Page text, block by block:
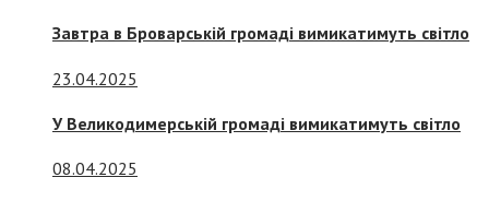
Завтра в Броварській громаді вимикатимуть світло
23.04.2025
У Великодимерській громаді вимикатимуть світло
08.04.2025